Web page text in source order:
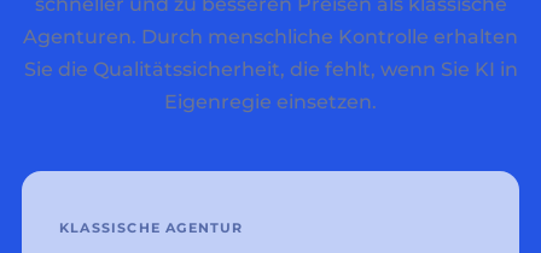
Agenturen. Durch menschliche Kontrolle erhalten
Sie die Qualitätssicherheit, die fehlt, wenn Sie KI in
Eigenregie einsetzen.
KLASSISCHE AGENTUR